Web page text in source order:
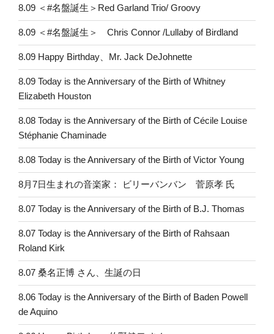
8.09 ＜#名盤誕生＞Red Garland Trio/ Groovy
8.09 ＜#名盤誕生＞ Chris Connor /Lullaby of Birdland
8.09 Happy Birthday、Mr. Jack DeJohnette
8.09 Today is the Anniversary of the Birth of Whitney
Elizabeth Houston
8.08 Today is the Anniversary of the Birth of Cécile Louise
Stéphanie Chaminade
8.08 Today is the Anniversary of the Birth of Victor Young
8月7日生まれの音楽家： ビリーバンバン 菅原孝 氏
8.07 Today is the Anniversary of the Birth of B.J. Thomas
8.07 Today is the Anniversary of the Birth of Rahsaan
Roland Kirk
8.07 桑名正博 さん、生誕の日
8.06 Today is the Anniversary of the Birth of Baden Powell
de Aquino